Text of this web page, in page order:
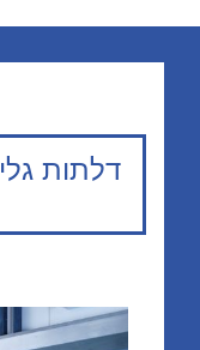
דלתות